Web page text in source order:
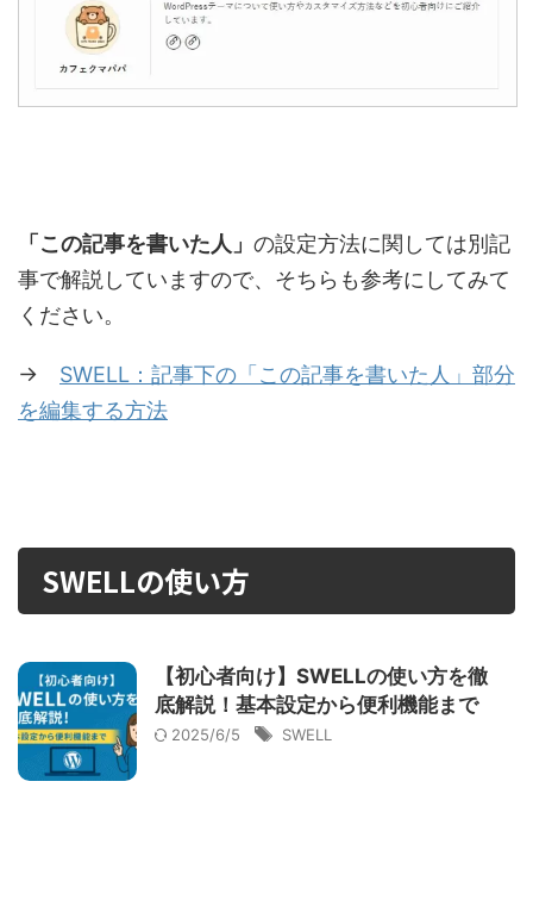
「この記事を書いた人」 の設定方法に関しては別記
事で解説していますので、そちらも参考にしてみて
ください。
→ SWELL：記事下の「この記事を書いた人」部分
を編集する方法
SWELLの使い方
【初心者向け】SWELLの使い方を徹
底解説！基本設定から便利機能まで
2025/6/5 SWELL